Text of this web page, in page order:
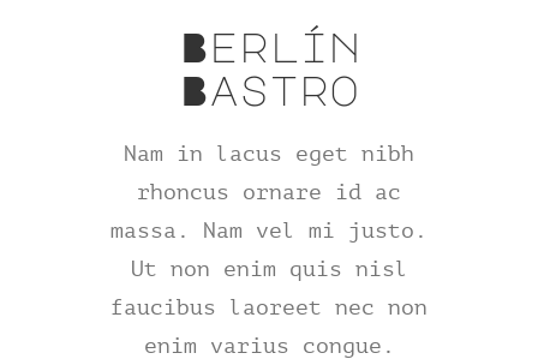
Berlín
Bastro
Nam in lacus eget nibh
rhoncus ornare id ac
massa. Nam vel mi justo.
Ut non enim quis nisl
faucibus laoreet nec non
enim varius congue.